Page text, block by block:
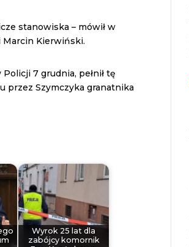
stanowiska – mówił w
Kierwiński.
7 grudnia, pełnił tę
przez Szymczyka granatnika
Wyrok 25 lat dla
zabójcy komornik